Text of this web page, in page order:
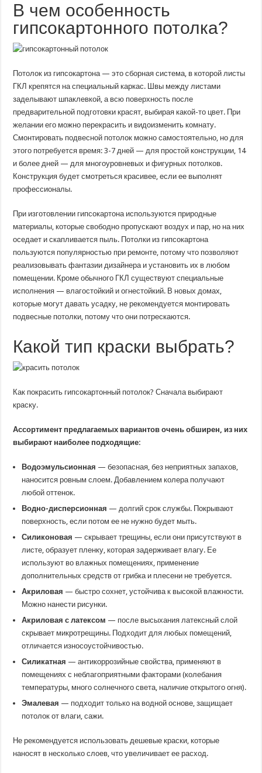
В чем особенность
гипсокартонного потолка?
Потолок из гипсокартона — это сборная система, в которой листы
ГКЛ крепятся на специальный каркас. Швы между листами
заделывают шпаклевкой, а всю поверхность после
предварительной подготовки красят, выбирая какой-то цвет. При
желании его можно перекрасить и видоизменить комнату.
Смонтировать подвесной потолок можно самостоятельно, но для
этого потребуется время: 3-7 дней — для простой конструкции, 14
и более дней — для многоуровневых и фигурных потолков.
Конструкция будет смотреться красивее, если ее выполнят
профессионалы.
При изготовлении гипсокартона используются природные
материалы, которые свободно пропускают воздух и пар, но на них
оседает и скапливается пыль. Потолки из гипсокартона
пользуются популярностью при ремонте, потому что позволяют
реализовывать фантазии дизайнера и установить их в любом
помещении. Кроме обычного ГКЛ существуют специальные
исполнения — влагостойкий и огнестойкий. В новых домах,
которые могут давать усадку, не рекомендуется монтировать
подвесные потолки, потому что они потрескаются.
Какой тип краски выбрать?
Как покрасить гипсокартонный потолок? Сначала выбирают
краску.
Ассортимент предлагаемых вариантов очень обширен, из них
выбирают наиболее подходящие:
Водоэмульсионная — безопасная, без неприятных запахов,
наносится ровным слоем. Добавлением колера получают
любой оттенок.
Водно-дисперсионная — долгий срок службы. Покрывают
поверхность, если потом ее не нужно будет мыть.
Силиконовая — скрывает трещины, если они присутствуют в
листе, образует пленку, которая задерживает влагу. Ее
используют во влажных помещениях, применение
дополнительных средств от грибка и плесени не требуется.
Акриловая — быстро сохнет, устойчива к высокой влажности.
Можно нанести рисунки.
Акриловая с латексом — после высыхания латексный слой
скрывает микротрещины. Подходит для любых помещений,
отличается износоустойчивостью.
Силикатная — антикоррозийные свойства, применяют в
помещениях с неблагоприятными факторами (колебания
температуры, много солнечного света, наличие открытого огня).
Эмалевая — подходит только на водной основе, защищает
потолок от влаги, сажи.
Не рекомендуется использовать дешевые краски, которые
наносят в несколько слоев, что увеличивает ее расход.